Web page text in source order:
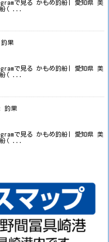
で見る かもめ釣船| 愛知県 美
船( ...
釣果
で見る かもめ釣船| 愛知県 美
船( ...
釣果
で見る かもめ釣船| 愛知県 美
船( ...